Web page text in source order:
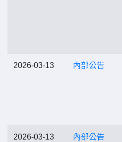
2026-03-13 內部公告
2026-03-13 內部公告